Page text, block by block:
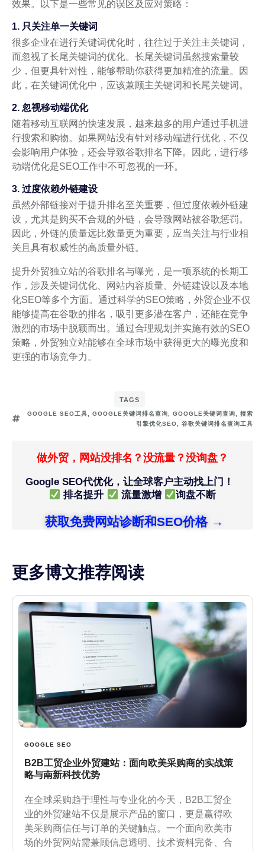
效果。以下是一些常见的误区及应对策略：
1. 只关注单一关键词
很多企业在进行关键词优化时，往往过于关注主关键词，
而忽视了长尾关键词的优化。长尾关键词虽然搜索量较
少，但更具针对性，能够帮助你获得更加精准的流量。因
此，在关键词优化中，应该兼顾主关键词和长尾关键词。
2. 忽视移动端优化
随着移动互联网的快速发展，越来越多的用户通过手机进
行搜索和购物。如果网站没有针对移动端进行优化，不仅
会影响用户体验，还会导致谷歌排名下降。因此，进行移
动端优化是SEO工作中不可忽视的一环。
3. 过度依赖外链建设
虽然外部链接对于提升排名至关重要，但过度依赖外链建
设，尤其是购买不合规的外链，会导致网站被谷歌惩罚。
因此，外链的质量远比数量更为重要，应当关注与行业相
关且具有权威性的高质量外链。
提升外贸独立站的谷歌排名与曝光，是一项系统的长期工
作，涉及关键词优化、网站内容质量、外链建设以及本地
化SEO等多个方面。通过科学的SEO策略，外贸企业不仅
能够提高在谷歌的排名，吸引更多潜在客户，还能在竞争
激烈的市场中脱颖而出。通过合理规划并实施有效的SEO
策略，外贸独立站能够在全球市场中获得更大的曝光度和
更强的市场竞争力。
TAGS
GOOGLE SEO工具 GOOGLE关键词排名查询 GOOGLE关键词查询
搜索
引擎优化SEO
谷歌关键词排名查询工具
做外贸，网站没排名？没流量？没询盘？
Google SEO代优化，让全球客户主动找上门！
排名提升
流量激增 询盘不断
获取免费网站诊断和SEO价格 →
更多博文推荐阅读
GOOGLE SEO
B2B工贸企业外贸建站：面向欧美采购商的实战策
略与南新科技优势
在全球采购趋于理性与专业化的今天，B2B工贸企
业的外贸建站不仅是展示产品的窗口，更是赢得欧
美采购商信任与订单的关键触点。一个面向欧美市
场的外贸网站需兼顾信息透明、技术资料完备、合